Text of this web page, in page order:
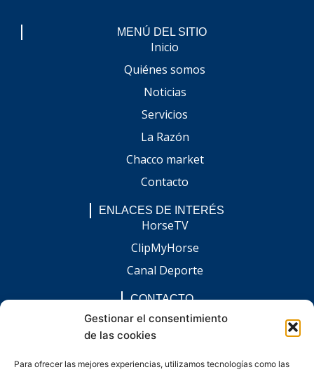
Gestionar el consentimiento
de las cookies
Para ofrecer las mejores experiencias, utilizamos tecnologías como las
MENÚ DEL SITIO
Inicio
Quiénes somos
Noticias
Servicios
La Razón
Chacco market
Contacto
ENLACES DE INTERÉS
HorseTV
ClipMyHorse
Canal Deporte
CONTACTO
comunicacion@chaccoinfo.com
Presentes en todo el ámbito nacional
F I L E W